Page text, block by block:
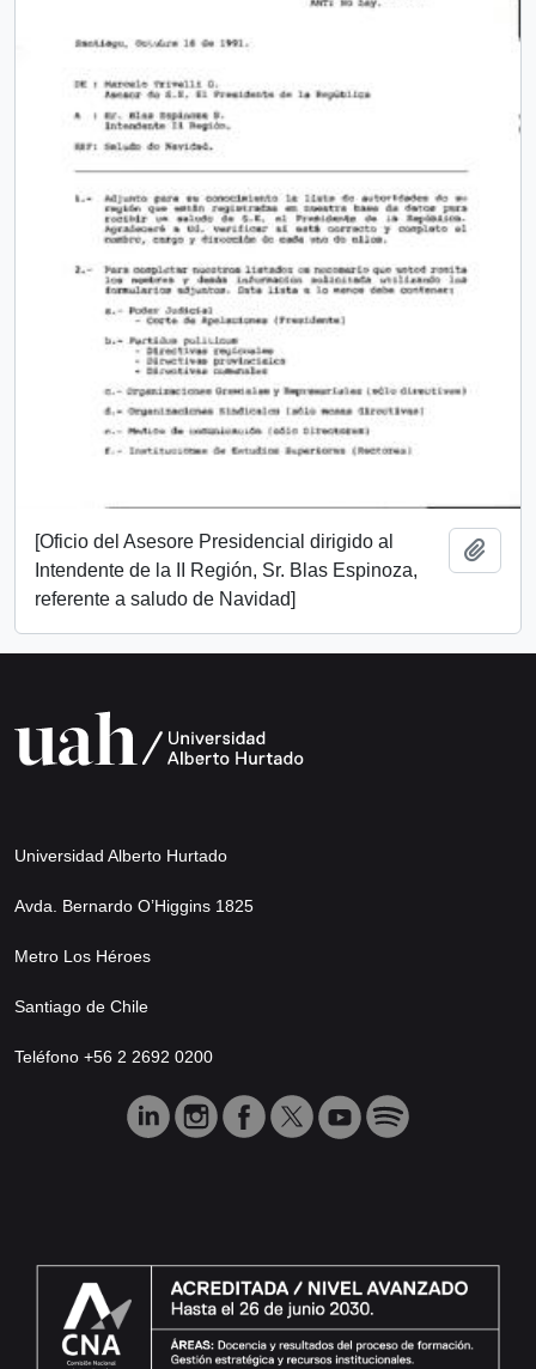
[Oficio del Asesore Presidencial dirigido al
Intendente de la II Región, Sr. Blas Espinoza,
referente a saludo de Navidad]
Universidad Alberto Hurtado
Avda. Bernardo O’Higgins 1825
Metro Los Héroes
Santiago de Chile
Teléfono +56 2 2692 0200